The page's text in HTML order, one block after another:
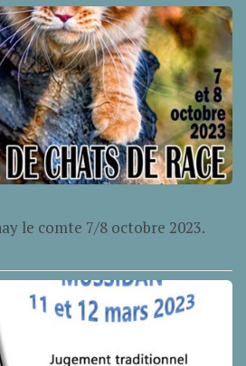
le comte 7/8 octobre 2023.